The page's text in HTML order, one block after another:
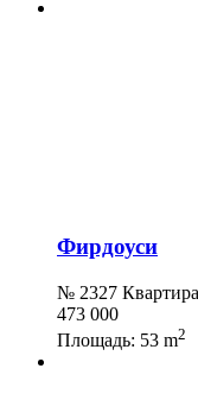
Фирдоуси
№ 2327 Квартира
473 000
Площадь: 53 m2